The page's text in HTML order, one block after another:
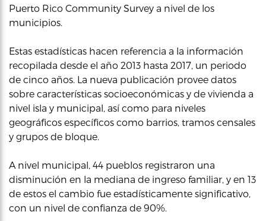
Puerto Rico Community Survey a nivel de los
municipios.
Estas estadísticas hacen referencia a la información
recopilada desde el año 2013 hasta 2017, un periodo
de cinco años. La nueva publicación provee datos
sobre características socioeconómicas y de vivienda a
nivel isla y municipal, así como para niveles
geográficos específicos como barrios, tramos censales
y grupos de bloque.
A nivel municipal, 44 pueblos registraron una
disminución en la mediana de ingreso familiar, y en 13
de estos el cambio fue estadísticamente significativo,
con un nivel de confianza de 90%.